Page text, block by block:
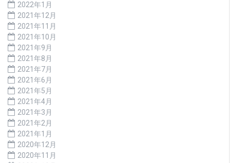
2022年1月
2021年12月
2021年11月
2021年10月
2021年9月
2021年8月
2021年7月
2021年6月
2021年5月
2021年4月
2021年3月
2021年2月
2021年1月
2020年12月
2020年11月